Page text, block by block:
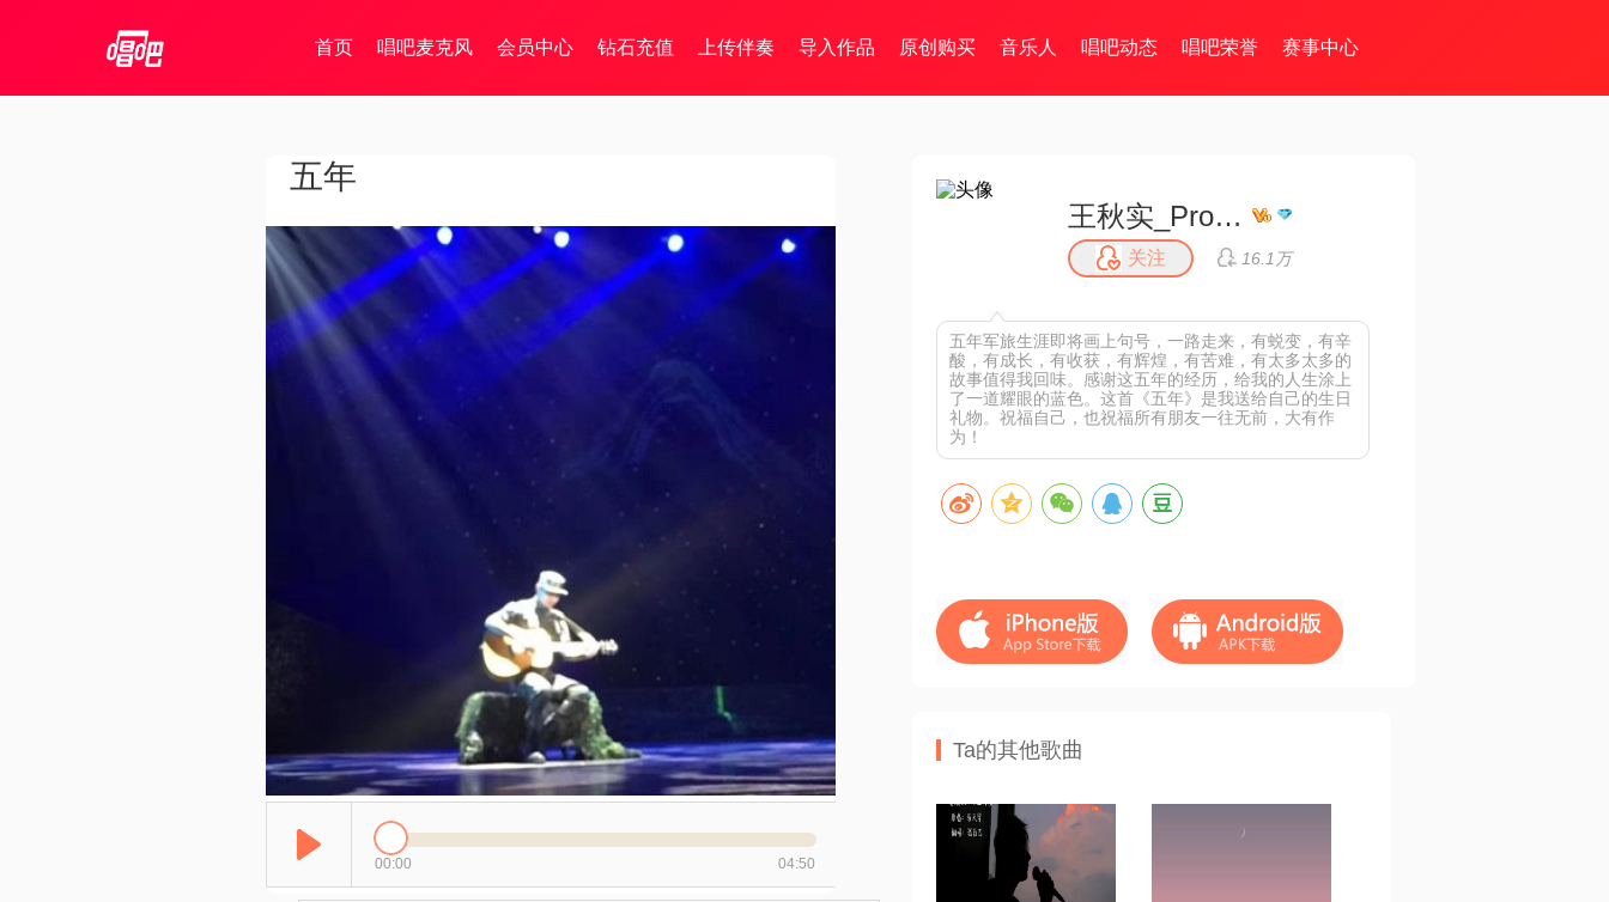
首页 唱吧麦克风 会员中心 钻石充值 上传伴奏 导入作品 原创购买 音乐人 唱吧动态 唱吧荣誉 赛事中心
五年
00:00 04:50
王秋实_Professor
关注 16.1万
五年军旅生涯即将画上句号，一路走来，有蜕变，有辛
酸，有成长，有收获，有辉煌，有苦难，有太多太多的
故事值得我回味。感谢这五年的经历，给我的人生涂上
了一道耀眼的蓝色。这首《五年》是我送给自己的生日
礼物。祝福自己，也祝福所有朋友一往无前，大有作
为！
Ta的其他歌曲